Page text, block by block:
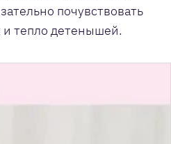
почувствовать
и тепло детенышей.